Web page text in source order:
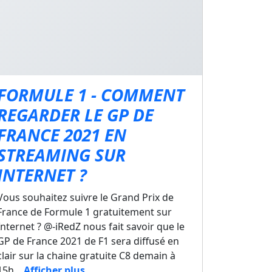
1 - COMMENT
LE GP DE
2021 EN
SUR
?
souhaitez suivre le Grand Prix de
de Formule 1 gratuitement sur
? @-iRedZ nous fait savoir que le
de France 2021 de F1 sera diffusé en
sur la chaine gratuite C8 demain à